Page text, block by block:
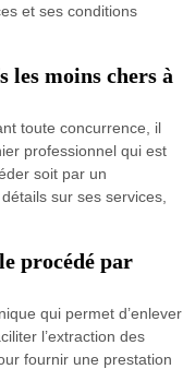
et ses conditions
les moins chers à
toute concurrence, il
professionnel qui est
soit par un
sur ses services,
procédé par
qui permet d’enlever
l’extraction des
fournir une prestation